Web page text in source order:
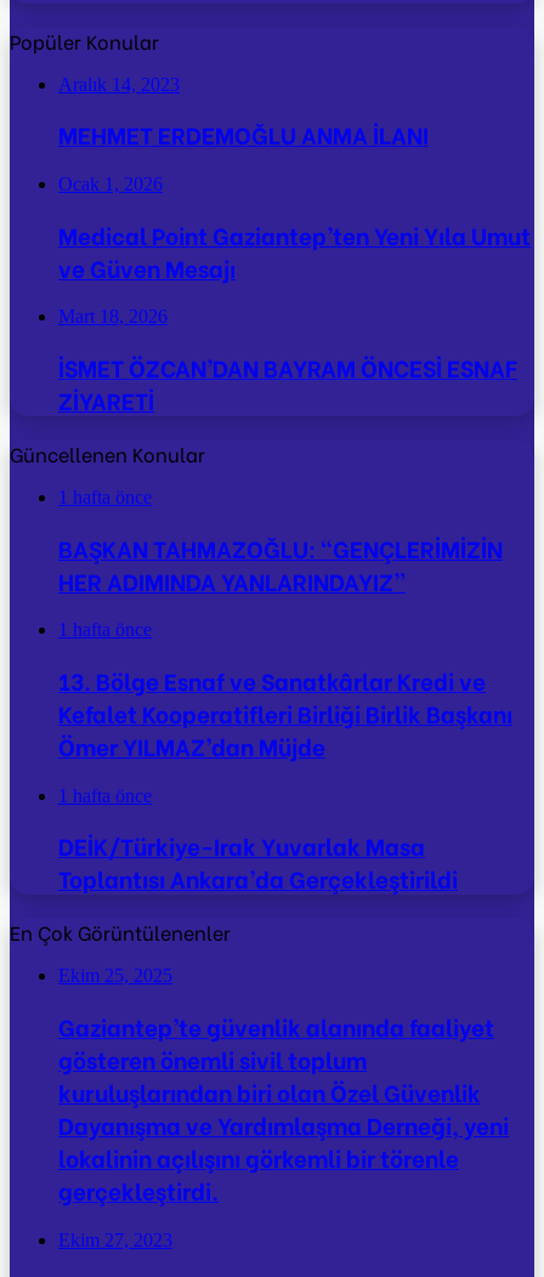
Popüler Konular
Aralık 14, 2023
MEHMET ERDEMOĞLU ANMA İLANI
Ocak 1, 2026
Medical Point Gaziantep’ten Yeni Yıla Umut
ve Güven Mesajı
Mart 18, 2026
İSMET ÖZCAN’DAN BAYRAM ÖNCESİ ESNAF
ZİYARETİ
Güncellenen Konular
1 hafta önce
BAŞKAN TAHMAZOĞLU: “GENÇLERİMİZİN
HER ADIMINDA YANLARINDAYIZ”
1 hafta önce
13. Bölge Esnaf ve Sanatkârlar Kredi ve
Kefalet Kooperatifleri Birliği Birlik Başkanı
Ömer YILMAZ’dan Müjde
1 hafta önce
DEİK/Türkiye-Irak Yuvarlak Masa
Toplantısı Ankara’da Gerçekleştirildi
En Çok Görüntülenenler
Ekim 25, 2025
Gaziantep’te güvenlik alanında faaliyet
gösteren önemli sivil toplum
kuruluşlarından biri olan Özel Güvenlik
Dayanışma ve Yardımlaşma Derneği, yeni
lokalinin açılışını görkemli bir törenle
gerçekleştirdi.
Ekim 27, 2023